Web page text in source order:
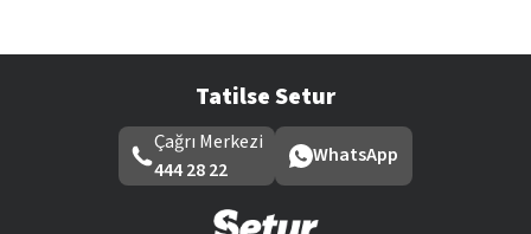
Tatilse Setur
Çağrı Merkezi
444 28 22
WhatsApp